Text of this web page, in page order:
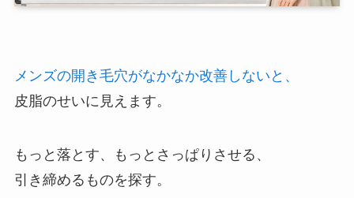
メンズの開き毛穴がなかなか改善しないと、
皮脂のせいに見えます。
もっと落とす、もっとさっぱりさせる、
引き締めるものを探す。